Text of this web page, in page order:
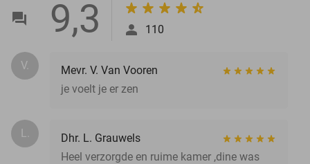
9,3 110
V.
Mevr. V. Van Vooren
je voelt je er zen
L.
Dhr. L. Grauwels
Heel verzorgde en ruime kamer ,dine was